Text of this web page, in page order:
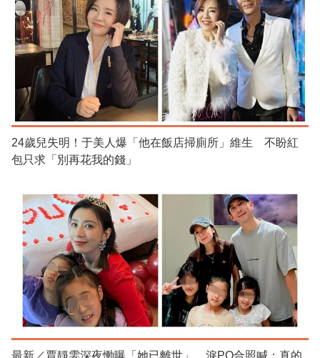
24歲兒失明！于美人爆「他在飯店掃廁所」維生 不盼紅
包只求「別再花我的錢」